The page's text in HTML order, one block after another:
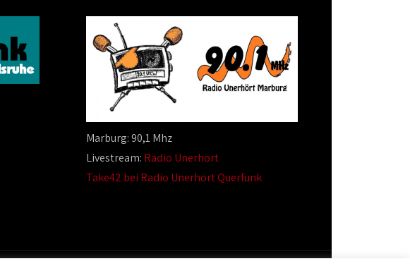
Marburg: 90,1 Mhz
Livestream: Radio Unerhört
Take42 bei Radio Unerhört Querfunk